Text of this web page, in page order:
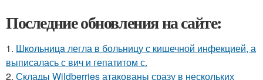
Последние обновления на сайте:
1. Шкoльницa легла в больницу с кишечной инфекцией, а
выписалась с вич и гепатитом с.
2. Склады Wildberries атакованы сразу в нескольких